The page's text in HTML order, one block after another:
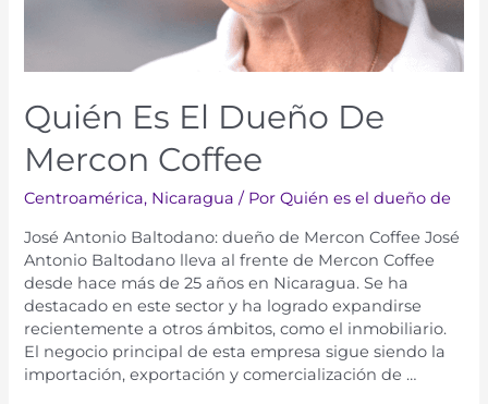
Quién Es El Dueño De
Mercon Coffee
Centroamérica, Nicaragua / PorQuién es el dueño de
José Antonio Baltodano: dueño de Mercon Coffee José
Antonio Baltodano lleva al frente de Mercon Coffee
desde hace más de 25 años en Nicaragua. Se ha
destacado en este sector y ha logrado expandirse
recientemente a otros ámbitos, como el inmobiliario.
El negocio principal de esta empresa sigue siendo la
importación, exportación y comercialización de …